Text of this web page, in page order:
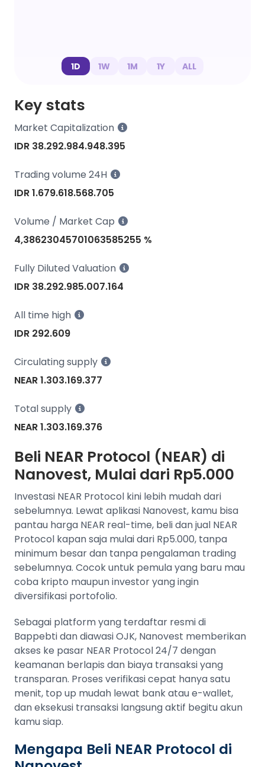
1D 1W 1M 1Y ALL
Key stats
Market Capitalization
IDR 38.292.984.948.395
Trading volume 24H
IDR 1.679.618.568.705
Volume / Market Cap
4,38623045701063585255 %
Fully Diluted Valuation
IDR 38.292.985.007.164
All time high
IDR 292.609
Circulating supply
NEAR 1.303.169.377
Total supply
NEAR 1.303.169.376
Beli NEAR Protocol (NEAR) di
Nanovest, Mulai dari Rp5.000
Investasi NEAR Protocol kini lebih mudah dari
sebelumnya. Lewat aplikasi Nanovest, kamu bisa
pantau harga NEAR real-time, beli dan jual NEAR
Protocol kapan saja mulai dari Rp5.000, tanpa
minimum besar dan tanpa pengalaman trading
sebelumnya. Cocok untuk pemula yang baru mau
coba kripto maupun investor yang ingin
diversifikasi portofolio.
Sebagai platform yang terdaftar resmi di
Bappebti dan diawasi OJK, Nanovest memberikan
akses ke pasar NEAR Protocol 24/7 dengan
keamanan berlapis dan biaya transaksi yang
transparan. Proses verifikasi cepat hanya satu
menit, top up mudah lewat bank atau e-wallet,
dan eksekusi transaksi langsung aktif begitu akun
kamu siap.
Mengapa Beli NEAR Protocol di